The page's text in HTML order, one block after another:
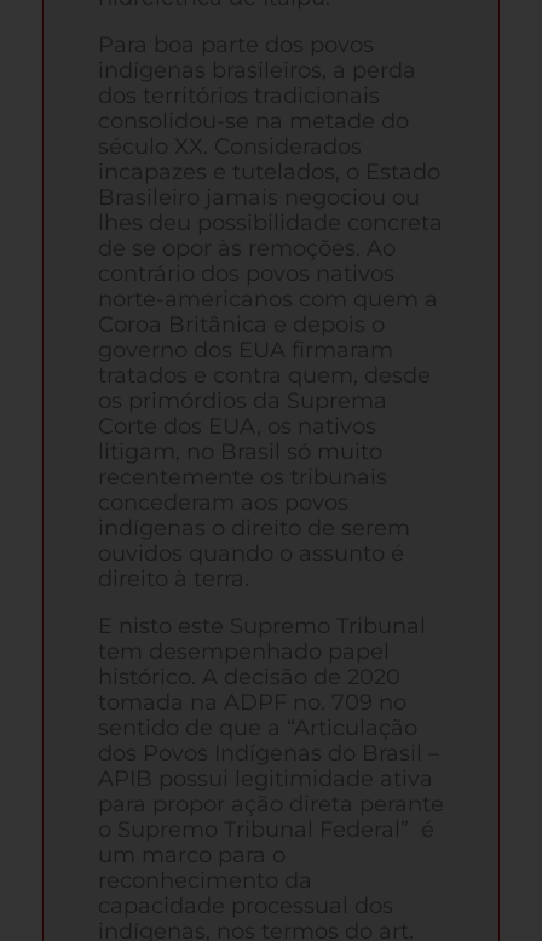
Para boa parte dos povos
indígenas brasileiros, a perda
dos territórios tradicionais
consolidou-se na metade do
século XX. Considerados
incapazes e tutelados, o Estado
Brasileiro jamais negociou ou
lhes deu possibilidade concreta
de se opor às remoções. Ao
contrário dos povos nativos
norte-americanos com quem a
Coroa Britânica e depois o
governo dos EUA firmaram
tratados e contra quem, desde
os primórdios da Suprema
Corte dos EUA, os nativos
litigam, no Brasil só muito
recentemente os tribunais
concederam aos povos
indígenas o direito de serem
ouvidos quando o assunto é
direito à terra.
E nisto este Supremo Tribunal
tem desempenhado papel
histórico. A decisão de 2020
tomada na ADPF no. 709 no
sentido de que a “Articulação
dos Povos Indígenas do Brasil –
APIB possui legitimidade ativa
para propor ação direta perante
o Supremo Tribunal Federal” é
um marco para o
reconhecimento da
capacidade processual dos
indígenas, nos termos do art.